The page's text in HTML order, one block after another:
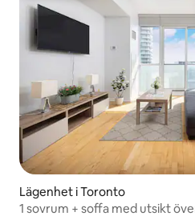
Lägenhet i Toronto
1 sovrum + soffa med utsikt